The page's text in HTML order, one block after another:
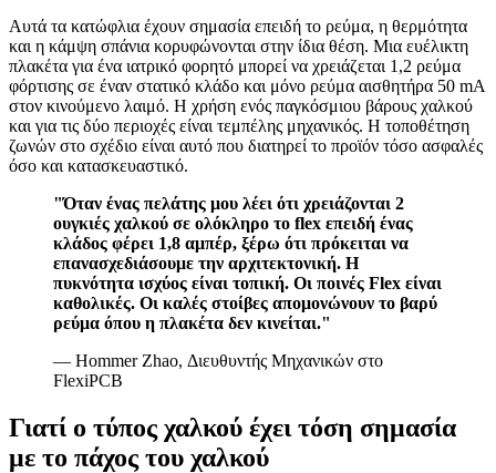
Αυτά τα κατώφλια έχουν σημασία επειδή το ρεύμα, η θερμότητα
και η κάμψη σπάνια κορυφώνονται στην ίδια θέση. Μια ευέλικτη
πλακέτα για ένα ιατρικό φορητό μπορεί να χρειάζεται 1,2 ρεύμα
φόρτισης σε έναν στατικό κλάδο και μόνο ρεύμα αισθητήρα 50 mA
στον κινούμενο λαιμό. Η χρήση ενός παγκόσμιου βάρους χαλκού
και για τις δύο περιοχές είναι τεμπέλης μηχανικός. Η τοποθέτηση
ζωνών στο σχέδιο είναι αυτό που διατηρεί το προϊόν τόσο ασφαλές
όσο και κατασκευαστικό.
"Όταν ένας πελάτης μου λέει ότι χρειάζονται 2
ουγκιές χαλκού σε ολόκληρο το flex επειδή ένας
κλάδος φέρει 1,8 αμπέρ, ξέρω ότι πρόκειται να
επανασχεδιάσουμε την αρχιτεκτονική. Η
πυκνότητα ισχύος είναι τοπική. Οι ποινές Flex είναι
καθολικές. Οι καλές στοίβες απομονώνουν το βαρύ
ρεύμα όπου η πλακέτα δεν κινείται."
— Hommer Zhao, Διευθυντής Μηχανικών στο
FlexiPCB
Γιατί ο τύπος χαλκού έχει τόση σημασία
με το πάχος του χαλκού